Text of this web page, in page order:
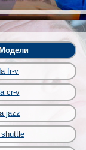
fr-v
cr-v
jazz
shuttle